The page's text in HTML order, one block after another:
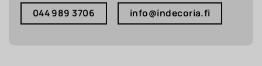
044 989 3706 info@indecoria.fi